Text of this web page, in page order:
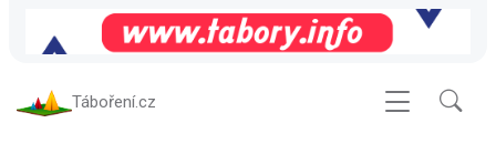
Táboření.cz